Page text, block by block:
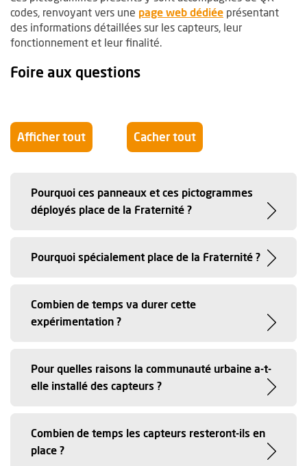
codes, renvoyant vers une page web dédiée, Ouvre une
présentant
des informations détaillées sur les capteurs, leur
fonctionnement et leur finalité.
Foire aux questions
Afficher tout Cacher tout
Pourquoi ces panneaux et ces pictogrammes
déployés place de la Fraternité ?
Pourquoi spécialement place de la Fraternité ?
Combien de temps va durer cette
expérimentation ?
Pour quelles raisons la communauté urbaine a-t-
elle installé des capteurs ?
Combien de temps les capteurs resteront-ils en
place ?